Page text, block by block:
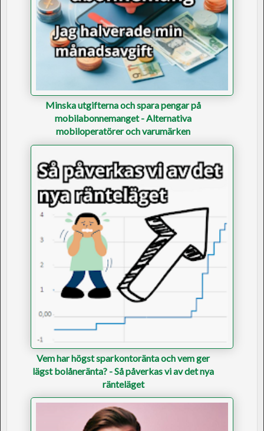
Minska utgifterna och spara pengar på
mobilabonnemanget - Alternativa
mobiloperatörer och varumärken
Vem har högst sparkontoränta och vem ger
lägst bolåneränta? - Så påverkas vi av det nya
ränteläget